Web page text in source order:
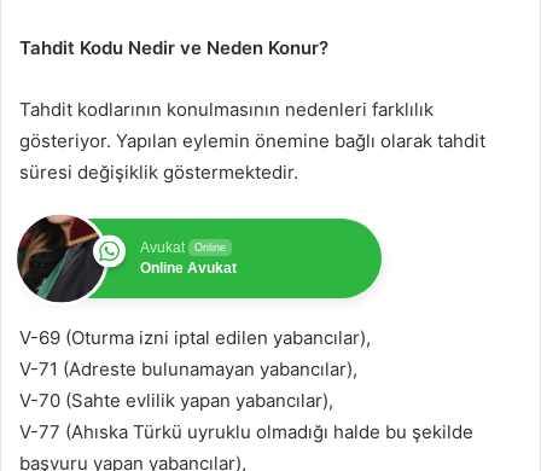
Tahdit Kodu Nedir ve Neden Konur?
Tahdit kodlarının konulmasının nedenleri farklılık
gösteriyor. Yapılan eylemin önemine bağlı olarak tahdit
süresi değişiklik göstermektedir.
Avukat Online
Online Avukat
V-69 (Oturma izni iptal edilen yabancılar),
V-71 (Adreste bulunamayan yabancılar),
V-70 (Sahte evlilik yapan yabancılar),
V-77 (Ahıska Türkü uyruklu olmadığı halde bu şekilde
başvuru yapan yabancılar),